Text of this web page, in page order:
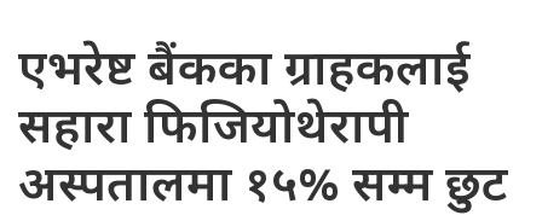
एभरेष्ट बैंकका ग्राहकलाई
सहारा फिजियोथेरापी
अस्पतालमा १५% सम्म छुट